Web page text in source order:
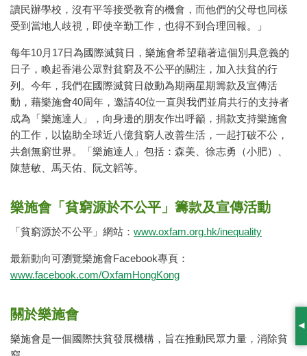
讀民辦學校，沒有平等接受教育的機會，而他們的父母也同樣
受到當地人歧視，即使辛勤工作，也得不到合理回報。」
每年10月17日為國際滅貧日，樂施會希望藉著這個別具意義的
日子，喚起香港公眾對貧窮及不公平的關注，加入扶貧的行
列。今年，我們在國際滅貧日啟動為期兩星期籌款及宣傳活
動，藉樂施會40周年，邀請40位一直與我們並肩共行的支持者
成為「樂施達人」，向身邊的朋友作出呼籲，捐款支持樂施會
的工作，以協助全球近八億貧窮人改善生活，一起打破不公，
共創無窮世界。「樂施達人」包括：森美、徐志勇（小肥）、
陳慧敏、馬天佑、阮文韜等。
樂施會「貧窮源於不公平」籌款及宣傳活動
「貧窮源於不公平」網站： www.oxfam.org.hk/inequality
最新動向可瀏覽樂施會Facebook專頁：
www.facebook.com/OxfamHongKong
關於樂施會
樂施會是一個國際扶貧發展機構，旨在推動民眾力量，消除貧